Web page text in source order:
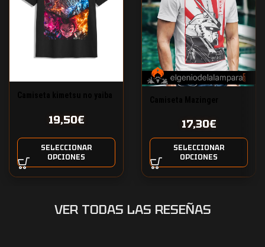
19,50€
SELECCIONAR
OPCIONES
17,30€
SELECCIONAR
OPCIONES
VER TODAS LAS RESEÑAS